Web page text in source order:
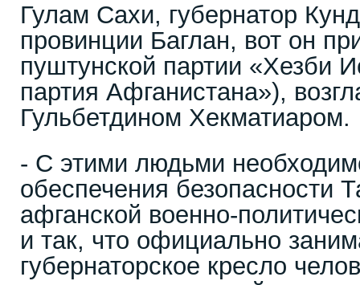
Гулам Сахи, губернатор
провинции Баглан, вот он
пуштунской партии «Хезби
партия Афганистана»),
Гульбетдином Хекматиаром.
- С этими людьми
обеспечения безопасности
афганской военно-
и так, что официально
губернаторское кресло